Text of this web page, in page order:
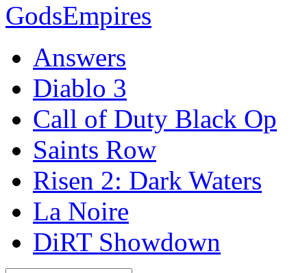
Answers
Diablo 3
Call of Duty Black Op
Saints Row
Risen 2: Dark Waters
La Noire
DiRT Showdown